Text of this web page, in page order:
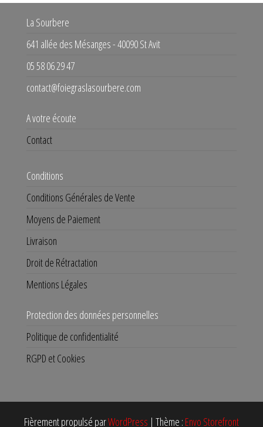
La Sourbere
641 allée des Mésanges - 40090 St Avit
05 58 06 29 47
contact@foiegraslasourbere.com
A votre écoute
Contact
Conditions
Conditions Générales de Vente
Moyens de Paiement
Livraison
Droit de Rétractation
Mentions Légales
Protection des données personnelles
Politique de confidentialité
RGPD et Cookies
Fièrement propulsé parWordPress | Thème : Envo Storefront